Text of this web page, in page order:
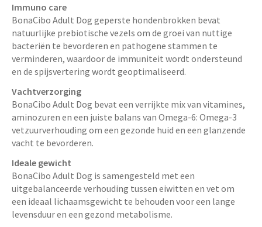
Immuno care
BonaCibo Adult Dog geperste hondenbrokken bevat
natuurlijke prebiotische vezels om de groei van nuttige
bacteriën te bevorderen en pathogene stammen te
verminderen, waardoor de immuniteit wordt ondersteund
en de spijsvertering wordt geoptimaliseerd.
Vachtverzorging
BonaCibo Adult Dog bevat een verrijkte mix van vitamines,
aminozuren en een juiste balans van Omega-6: Omega-3
vetzuurverhouding om een ​​gezonde huid en een glanzende
vacht te bevorderen.
Ideale gewicht
BonaCibo Adult Dog is samengesteld met een
uitgebalanceerde verhouding tussen eiwitten en vet om
een ​​ideaal lichaamsgewicht te behouden voor een lange
levensduur en een gezond metabolisme.